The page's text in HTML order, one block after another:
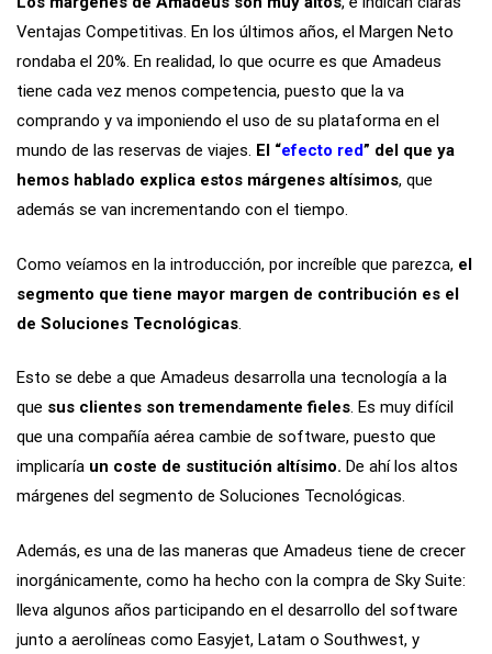
Ventajas Competitivas. En los últimos años, el Margen Neto
rondaba el 20%. En realidad, lo que ocurre es que Amadeus
tiene cada vez menos competencia, puesto que la va
comprando y va imponiendo el uso de su plataforma en el
mundo de las reservas de viajes. El “efecto red” del que ya
hemos hablado explica estos márgenes altísimos, que
además se van incrementando con el tiempo.
Como veíamos en la introducción, por increíble que parezca, el
segmento que tiene mayor margen de contribución es el
de Soluciones Tecnológicas
Esto se debe a que Amadeus desarrolla una tecnología a la
que sus clientes son tremendamente fieles. Es muy difícil
que una compañía aérea cambie de software, puesto que
implicaría un coste de sustitución altísimo. De ahí los altos
márgenes del segmento de Soluciones Tecnológicas.
Además, es una de las maneras que Amadeus tiene de crecer
inorgánicamente, como ha hecho con la compra de Sky Suite:
lleva algunos años participando en el desarrollo del software
junto a aerolíneas como Easyjet, Latam o Southwest, y